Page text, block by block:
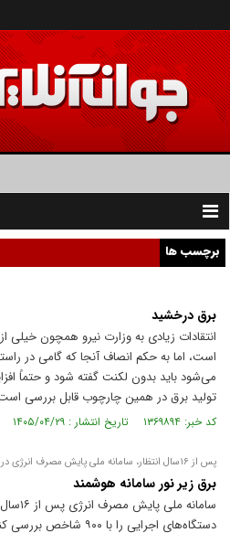
Toggle
navigation
برچسب ها
برق درخشید
انتقادات زیادی به وزارت نیرو همچون خیلی
است، اما به حکم انصاف آنجا که گامی در
تولید برق در همین چارچوب قابل بررسی
کد خبر: ۱۳۶۹۸۹۴ تاریخ انتشار : ۱۴۰۵/۰۴/۲۹
پس از ۱۶سال انتظار، سامانه ملی پایش مصرف انرژی در آستانه رونمایی قرار گرفت
برق زیر نور سامانه هوشمند
سامانه
دستگاه‌های اجرایی را